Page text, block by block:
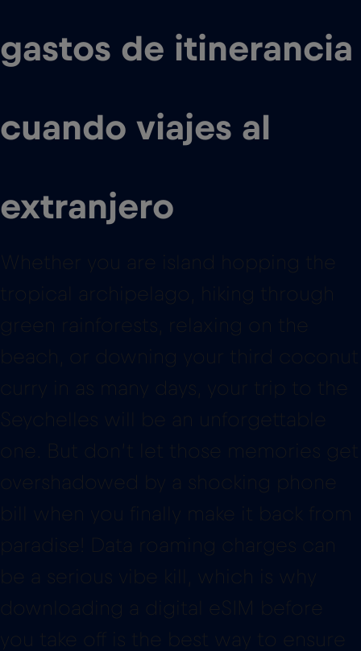
gastos de itinerancia
cuando viajes al
extranjero
Whether you are island hopping the
tropical archipelago, hiking through
green rainforests, relaxing on the
beach, or downing your third coconut
curry in as many days, your trip to the
Seychelles will be an unforgettable
one. But don’t let those memories get
overshadowed by a shocking phone
bill when you finally make it back from
paradise! Data roaming charges can
be a serious vibe kill, which is why
downloading a digital eSIM before
you take off is the best way to ensure